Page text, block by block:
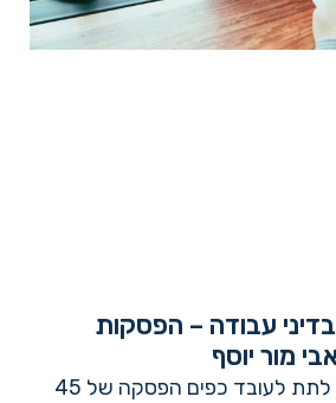
עבודה – הפסקות
מור יוסף
ככלל, מעסיק מחויב לתת לעובד כפים הפסקה של 45